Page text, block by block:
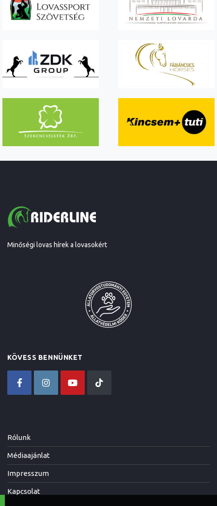
Minőségi lovas hírek a lovasokért
KÖVESS BENNÜNKET
Rólunk
Médiaajánlat
Impresszum
Kapcsolat